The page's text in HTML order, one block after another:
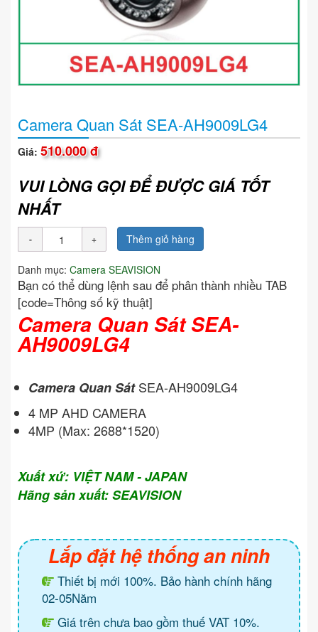
Camera Quan Sát SEA-AH9009LG4
Giá: 510.000 đ
VUI LÒNG GỌI ĐỂ ĐƯỢC GIÁ TỐT
NHẤT
Thêm giỏ hàng
Danh mục: Camera SEAVISION
Bạn có thể dùng lệnh sau để phân thành nhiều TAB
[code=Thông số kỹ thuật]
Camera Quan Sát SEA-
AH9009LG4
Camera Quan SátSEA-AH9009LG4
4 MP AHD CAMERA
4MP (Max: 2688*1520)
Xuất xứ: VIỆT NAM - JAPAN
Hãng sản xuất: SEAVISION
Lắp đặt hệ thống an ninh
Thiết bị mới 100%. Bảo hành chính hãng
02-05Năm
Giá trên chưa bao gồm thuế VAT 10%.